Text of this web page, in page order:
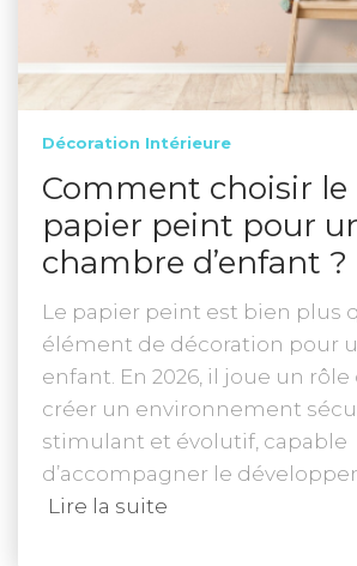
Décoration Intérieure
Comment choisir le
papier peint pour
chambre d’enfant ?
Le papier peint est bien plus
élément de décoration pour
enfant. En 2026, il joue un
créer un environnement
stimulant et évolutif, capable
d’accompagner le
Lire la suite